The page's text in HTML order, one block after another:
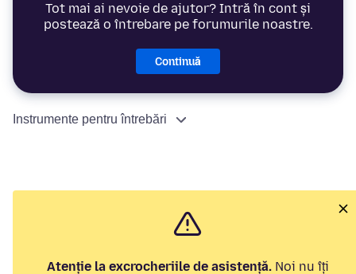
Tot mai ai nevoie de ajutor? Intră în cont și
postează o întrebare pe forumurile noastre.
Continuă
Instrumente pentru întrebări
Atenție la excrocheriile de asistență.Noi nu îți